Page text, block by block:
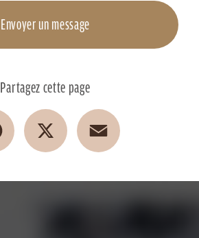
Envoyer un message
Partagez cette page
Facebook